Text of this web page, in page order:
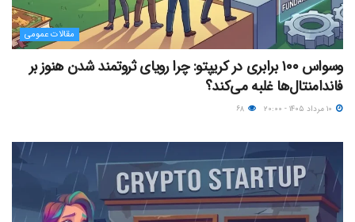
مقالات عمومی
وسواس ۱۰۰ برابری در کریپتو: چرا رویای ثروتمند شدن هنوز بر
فاندامنتال‌ها غلبه می‌کند؟